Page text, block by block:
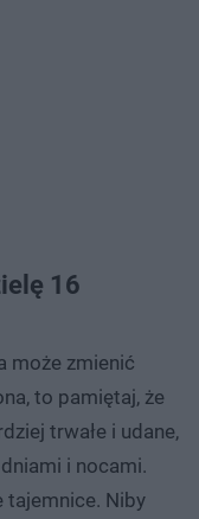
16
może zmienić
to pamiętaj, że
trwałe i udane,
i nocami.
tajemnice. Niby